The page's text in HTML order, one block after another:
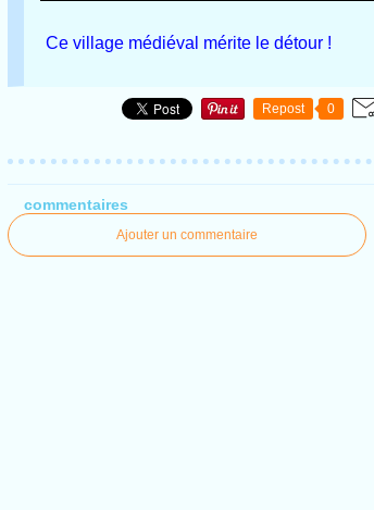
Ce village médiéval mérite le détour !
Repost 0
commentaires
Ajouter un commentaire